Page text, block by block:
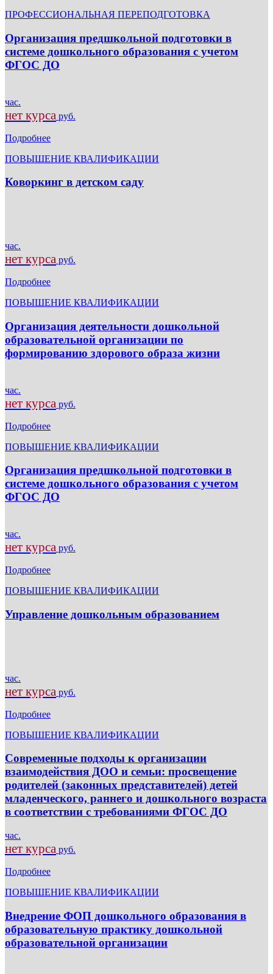
ПРОФЕССИОНАЛЬНАЯ ПЕРЕПОДГОТОВКА
Организация предшкольной подготовки в
системе дошкольного образования с учетом
ФГОС ДО
час.
нет курса руб.
Подробнее
ПОВЫШЕНИЕ КВАЛИФИКАЦИИ
Коворкинг в детском саду
час.
нет курса руб.
Подробнее
ПОВЫШЕНИЕ КВАЛИФИКАЦИИ
Организация деятельности дошкольной
образовательной организации по
формированию здорового образа жизни
час.
нет курса руб.
Подробнее
ПОВЫШЕНИЕ КВАЛИФИКАЦИИ
Организация предшкольной подготовки в
системе дошкольного образования с учетом
ФГОС ДО
час.
нет курса руб.
Подробнее
ПОВЫШЕНИЕ КВАЛИФИКАЦИИ
Управление дошкольным образованием
час.
нет курса руб.
Подробнее
ПОВЫШЕНИЕ КВАЛИФИКАЦИИ
Современные подходы к организации
взаимодействия ДОО и семьи: просвещение
родителей (законных представителей) детей
младенческого, раннего и дошкольного возраста
в соответствии с требованиями ФГОС ДО
час.
нет курса руб.
Подробнее
ПОВЫШЕНИЕ КВАЛИФИКАЦИИ
Внедрение ФОП дошкольного образования в
образовательную практику дошкольной
образовательной организации